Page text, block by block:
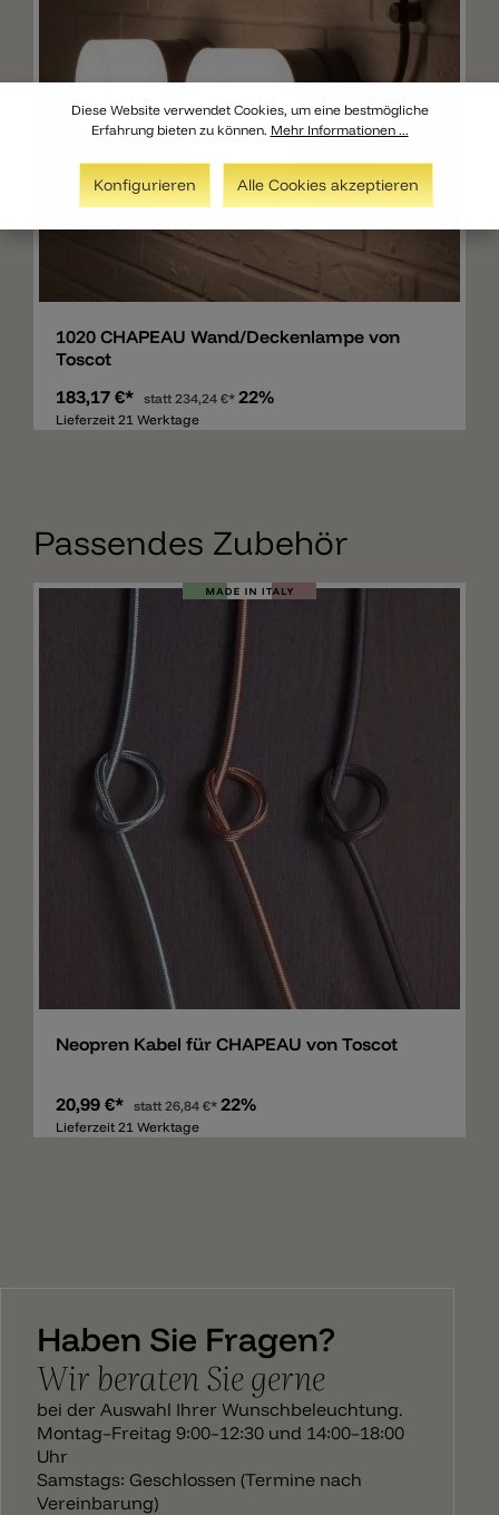
1020 CHAPEAU Wand/Deckenlampe von
Toscot
183,17 €* statt234,24 €* 22%
Lieferzeit 21 Werktage
Passendes Zubehör
Neopren Kabel für CHAPEAU von Toscot
20,99 €* statt26,84 €* 22%
Lieferzeit 21 Werktage
Haben Sie Fragen?
Wir beraten Sie gerne
bei der Auswahl Ihrer Wunschbeleuchtung.
Montag–Freitag 9:00–12:30 und 14:00–18:00
Uhr
Samstags: Geschlossen (Termine nach
Vereinbarung)
Diese Website verwendet Cookies, um eine bestmögliche
Erfahrung bieten zu können. Mehr Informationen ...
Konfigurieren Alle Cookies akzeptieren